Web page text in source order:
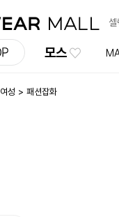
모스
여성 패션잡화